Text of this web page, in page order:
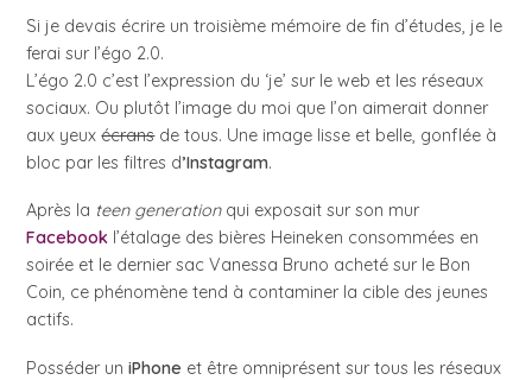
Si je devais écrire un troisième mémoire de fin d’études, je le
ferai sur l’égo 2.0.
L’égo 2.0 c’est l’expression du ‘je’ sur le web et les réseaux
sociaux. Ou plutôt l’image du moi que l’on aimerait donner
aux yeuxécransde tous. Une image lisse et belle, gonflée à
bloc par les filtres d’Instagram.
Après la teen generationqui exposait sur son mur
Facebook l’étalage des bières Heineken consommées en
soirée et le dernier sac Vanessa Bruno acheté sur le Bon
Coin, ce phénomène tend à contaminer la cible des jeunes
actifs.
Posséder uniPhone et être omniprésent sur tous les réseaux